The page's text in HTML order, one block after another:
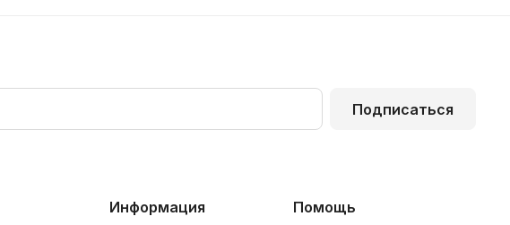
Подписаться
Информация Помощь